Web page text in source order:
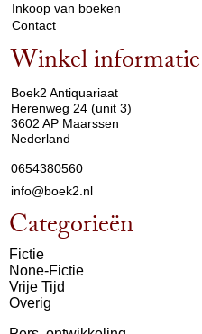
Inkoop van boeken
Contact
Winkel informatie
Boek2 Antiquariaat
Herenweg 24 (unit 3)
3602 AP Maarssen
Nederland
0654380560
info@boek2.nl
Categorieën
Fictie
None-Fictie
Vrije Tijd
Overig